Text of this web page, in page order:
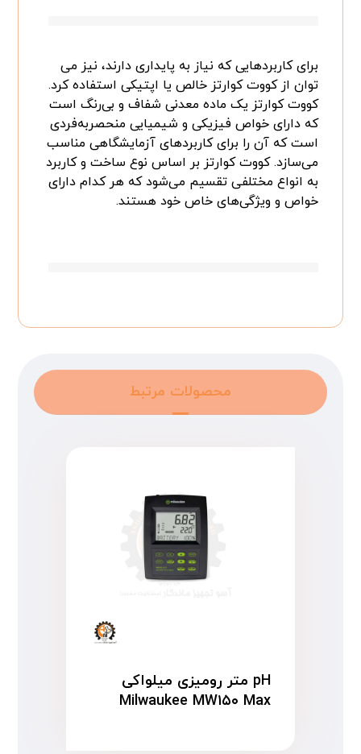
برای کاربردهایی که نیاز به پایداری دارند، نیز می
توان از کووت کوارتز خالص یا اپتیکی استفاده کرد.
کووت کوارتز یک ماده معدنی شفاف و بی‌رنگ است
که دارای خواص فیزیکی و شیمیایی منحصربه‌فردی
است که آن را برای کاربردهای آزمایشگاهی مناسب
می‌سازد. کووت کوارتز بر اساس نوع ساخت و کاربرد
به انواع مختلفی تقسیم می‌شود که هر کدام دارای
خواص و ویژگی‌های خاص خود هستند.
محصولات مرتبط
pH متر رومیزی میلواکی
Milwaukee MW۱۵۰ Max